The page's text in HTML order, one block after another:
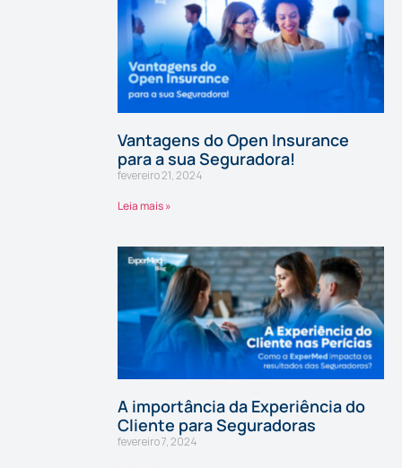
Vantagens do Open Insurance
para a sua Seguradora!
fevereiro 21, 2024
Leia mais »
A importância da Experiência do
Cliente para Seguradoras
fevereiro 7, 2024